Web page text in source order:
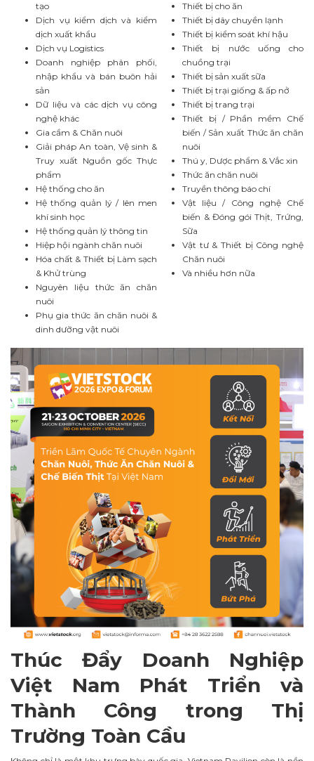
tạo
Dịch vụ kiểm dịch và kiểm
dịch xuất khẩu
Dịch vụ Logistics
Doanh nghiệp phân phối,
nhập khẩu và bán buôn hải
sản
Dữ liệu và các dịch vụ công
nghệ khác
Gia cầm & Chăn nuôi
Giải pháp An toàn, Vệ sinh &
Truy xuất Nguồn gốc Thực
phẩm
Hệ thống cho ăn
Hệ thống quản lý / lên men
khí sinh học
Hệ thống quản lý thông tin
Hiệp hội ngành chăn nuôi
Hóa chất & Thiết bị Làm sạch
& Khử trùng
Nguyên liệu thức ăn chăn
nuôi
Phụ gia thức ăn chăn nuôi &
dinh dưỡng vật nuôi
Thiết bị cho ăn
Thiết bị dây chuyền lạnh
Thiết bị kiểm soát khí hậu
Thiết bị nước uống cho
chuồng trại
Thiết bị sản xuất sữa
Thiết bị trại giống & ấp nở
Thiết bị trang trại
Thiết bị / Phần mềm Chế
biến / Sản xuất Thức ăn chăn
nuôi
Thú y, Dược phẩm & Vắc xin
Thức ăn chăn nuôi
Truyền thông báo chí
Vật liệu / Công nghệ Chế
biến & Đóng gói Thịt, Trứng,
Sữa
Vật tư & Thiết bị Công nghệ
Chăn nuôi
Và nhiều hơn nữa
Thúc Đẩy Doanh Nghiệp
Việt Nam Phát Triển và
Thành Công trong Thị
Trường Toàn Cầu